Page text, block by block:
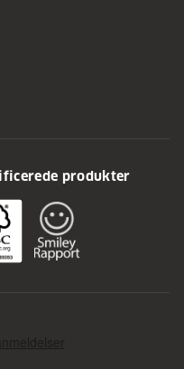
produkter